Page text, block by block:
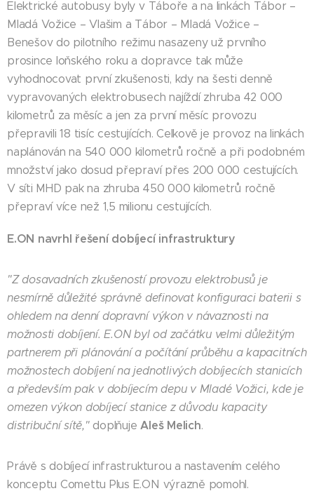
Elektrické autobusy byly v Táboře a na linkách Tábor –
Mladá Vožice – Vlašim a Tábor – Mladá Vožice –
Benešov do pilotního režimu nasazeny už prvního
prosince loňského roku a dopravce tak může
vyhodnocovat první zkušenosti, kdy na šesti denně
vypravovaných elektrobusech najíždí zhruba 42 000
kilometrů za měsíc a jen za první měsíc provozu
přepravili 18 tisíc cestujících. Celkově je provoz na linkách
naplánován na 540 000 kilometrů ročně a při podobném
množství jako dosud přepraví přes 200 000 cestujících.
V síti MHD pak na zhruba 450 000 kilometrů ročně
přepraví více než 1,5 milionu cestujících.
E.ON navrhl řešení dobíjecí infrastruktury
"Z dosavadních zkušeností provozu elektrobusů je
nesmírně důležité správně definovat konfiguraci baterii s
ohledem na denní dopravní výkon v návaznosti na
možnosti dobíjení. E.ON byl od začátku velmi důležitým
partnerem při plánování a počítání průběhu a kapacitních
možnostech dobíjení na jednotlivých dobíjecích stanicích
a především pak v dobíjecím depu v Mladé Vožici, kde je
omezen výkon dobíjecí stanice z důvodu kapacity
distribuční sítě,"doplňuje Aleš Melich.
Právě s dobíjecí infrastrukturou a nastavením celého
konceptu Comettu Plus E.ON výrazně pomohl.